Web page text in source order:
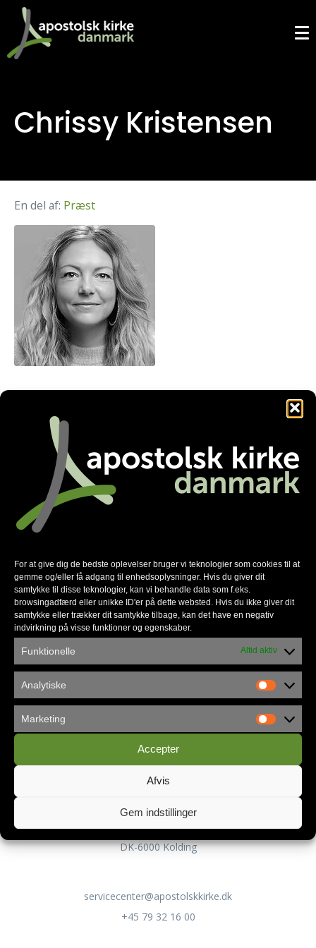
For at give dig de bedste oplevelser bruger vi teknologier som cookies til at
gemme og/eller få adgang til enhedsoplysninger. Hvis du giver dit
samtykke til disse teknologier, kan vi behandle data som f.eks.
browsingadfærd eller unikke ID'er på dette websted. Hvis du ikke giver dit
samtykke eller trækker dit samtykke tilbage, kan det have en negativ
indvirkning på visse funktioner og egenskaber.
Funktionelle Altid aktiv
Analytiske
Marketing
Accepter
Afvis
Gem indstillinger
Chrissy Kristensen
En del af: Præst
Facebook
*skal udfyldes
E-mail*
Privatlivspolitik
Kontakt
Servicecenteret
Lykkegårdsvej 100
DK-6000 Kolding
servicecenter@apostolskkirke.dk
+45 79 32 16 00